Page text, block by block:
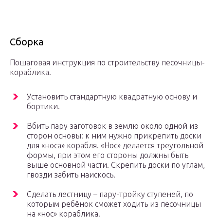
Сборка
Пошаговая инструкция по строительству песочницы-
кораблика.
Установить стандартную квадратную основу и
бортики.
Вбить пару заготовок в землю около одной из
сторон основы: к ним нужно прикрепить доски
для «носа» корабля. «Нос» делается треугольной
формы, при этом его стороны должны быть
выше основной части. Скрепить доски по углам,
гвозди забить наискось.
Сделать лестницу – пару-тройку ступеней, по
которым ребёнок сможет ходить из песочницы
на «нос» кораблика.